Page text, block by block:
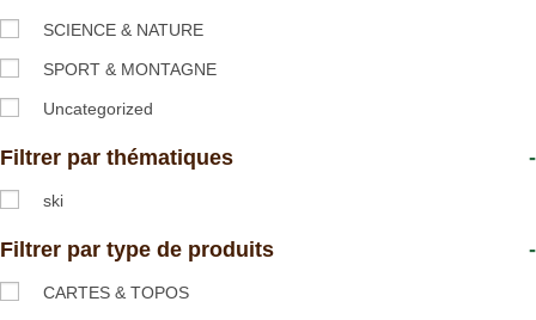
SCIENCE & NATURE
SPORT & MONTAGNE
Uncategorized
Filtrer par thématiques -
ski
Filtrer par type de produits -
CARTES & TOPOS